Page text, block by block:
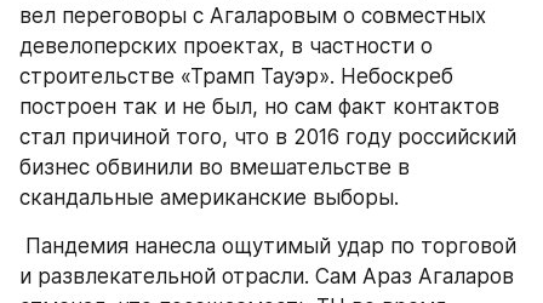
вел переговоры с Агаларовым о совместных
девелоперских проектах, в частности о
строительстве «Трамп Тауэр». Небоскреб
построен так и не был, но сам факт контактов
стал причиной того, что в 2016 году российский
бизнес обвинили во вмешательстве в
скандальные американские выборы.
и развлекательной отрасли. Сам Араз Агаларов